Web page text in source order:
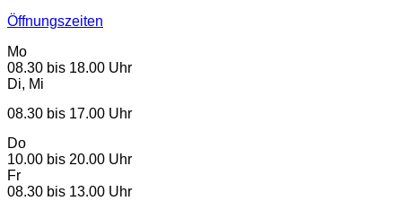
Öffnungszeiten
Mo
08.30 bis 18.00 Uhr
Di, Mi
08.30 bis 17.00 Uhr
Do
10.00 bis 20.00 Uhr
Fr
08.30 bis 13.00 Uhr